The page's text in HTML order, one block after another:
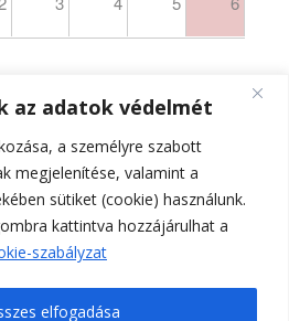
az adatok védelmét
a személyre szabott
megjelenítése, valamint a
sütiket (cookie) használunk.
kattintva hozzájárulhat a
szabályzat
elfogadása